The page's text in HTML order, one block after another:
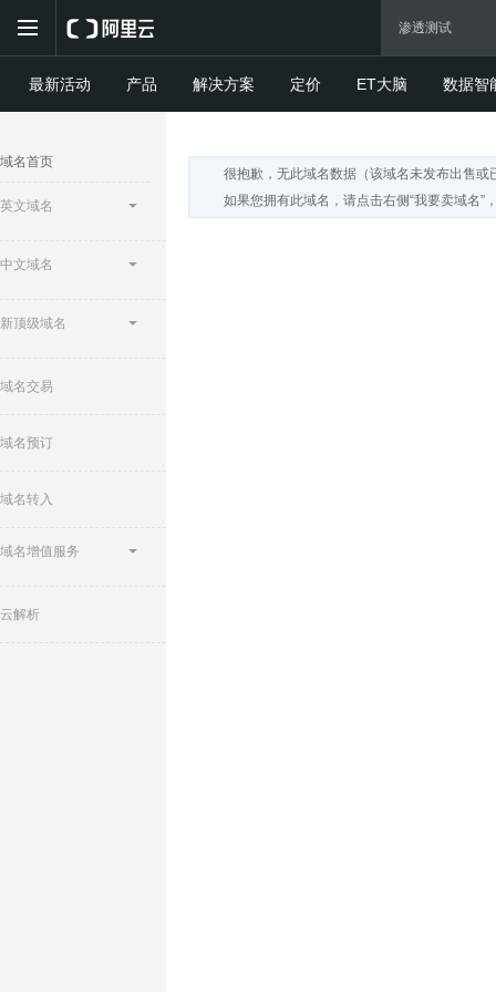
最新活动 产品 解决方案 定价 ET大脑 数据智
域名首页
英文域名
中文域名
新顶级域名
域名交易
域名预订
域名转入
域名增值服务
云解析
很抱歉，无此域名数据（该域名未发布出售或
如果您拥有此域名，请点击右侧“我要卖域名”